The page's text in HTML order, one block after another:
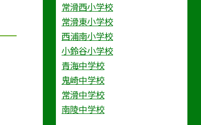
常滑西小学校
常滑東小学校
西浦南小学校
小鈴谷小学校
青海中学校
鬼崎中学校
常滑中学校
南陵中学校